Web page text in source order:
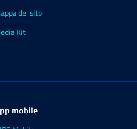
del sito
Kit
mobile